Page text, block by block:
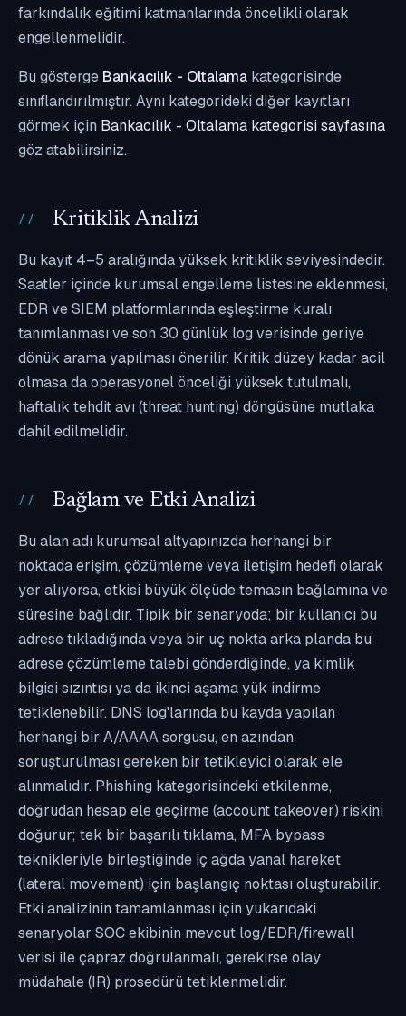
farkındalık eğitimi katmanlarında öncelikli olarak
engellenmelidir.
Bu gösterge Bankacılık - Oltalama kategorisinde
sınıflandırılmıştır. Aynı kategorideki diğer kayıtları
görmek için Bankacılık - Oltalama kategorisi sayfasına
göz atabilirsiniz.
Kritiklik Analizi
Bu kayıt 4–5 aralığında yüksek kritiklik seviyesindedir.
Saatler içinde kurumsal engelleme listesine eklenmesi,
EDR ve SIEM platformlarında eşleştirme kuralı
tanımlanması ve son 30 günlük log verisinde geriye
dönük arama yapılması önerilir. Kritik düzey kadar acil
olmasa da operasyonel önceliği yüksek tutulmalı,
haftalık tehdit avı (threat hunting) döngüsüne mutlaka
dahil edilmelidir.
Bağlam ve Etki Analizi
Bu alan adı kurumsal altyapınızda herhangi bir
noktada erişim, çözümleme veya iletişim hedefi olarak
yer alıyorsa, etkisi büyük ölçüde temasın bağlamına ve
süresine bağlıdır. Tipik bir senaryoda; bir kullanıcı bu
adrese tıkladığında veya bir uç nokta arka planda bu
adrese çözümleme talebi gönderdiğinde, ya kimlik
bilgisi sızıntısı ya da ikinci aşama yük indirme
tetiklenebilir. DNS log'larında bu kayda yapılan
herhangi bir A/AAAA sorgusu, en azından
soruşturulması gereken bir tetikleyici olarak ele
alınmalıdır. Phishing kategorisindeki etkilenme,
doğrudan hesap ele geçirme (account takeover) riskini
doğurur; tek bir başarılı tıklama, MFA bypass
teknikleriyle birleştiğinde iç ağda yanal hareket
(lateral movement) için başlangıç noktası oluşturabilir.
Etki analizinin tamamlanması için yukarıdaki
senaryolar SOC ekibinin mevcut log/EDR/firewall
verisi ile çapraz doğrulanmalı, gerekirse olay
müdahale (IR) prosedürü tetiklenmelidir.